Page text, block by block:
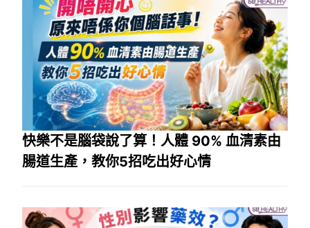
快樂不是腦袋說了算！人體 90% 血清素由
腸道生產，教你5招吃出好心情